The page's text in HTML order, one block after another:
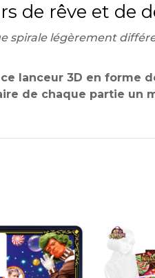
de rêve et de
spirale légèrement
lanceur 3D en forme
de chaque partie un